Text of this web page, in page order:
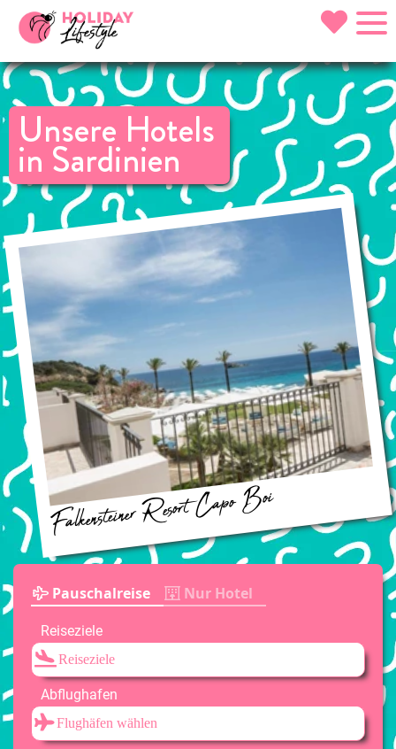
Unsere Hotels
in Sardinien
Falkensteiner Resort Capo Boi
Pauschalreise Nur Hotel
Reiseziele
Abflughafen